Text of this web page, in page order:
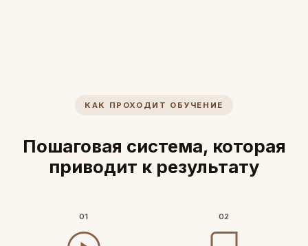
КАК ПРОХОДИТ ОБУЧЕНИЕ
Пошаговая система, которая
приводит к результату
01 02